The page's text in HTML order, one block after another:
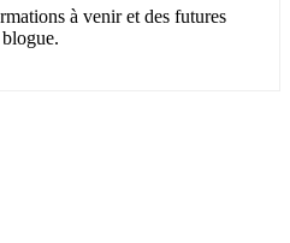
à venir et des futures